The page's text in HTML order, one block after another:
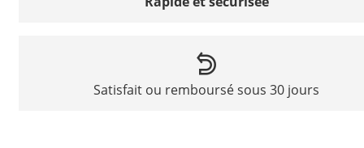
Satisfait ou remboursé sous 30 jours